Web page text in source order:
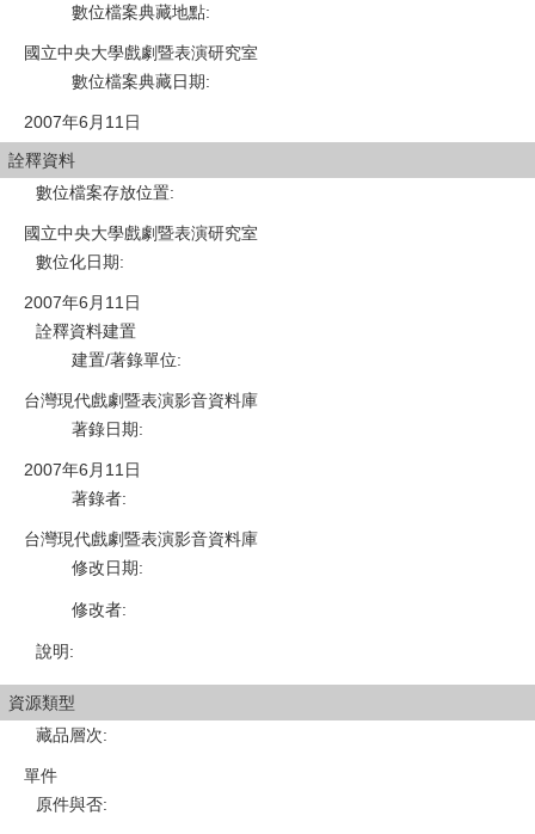
數位檔案典藏地點:
國立中央大學戲劇暨表演研究室
數位檔案典藏日期:
2007年6月11日
詮釋資料
數位檔案存放位置:
國立中央大學戲劇暨表演研究室
數位化日期:
2007年6月11日
詮釋資料建置
建置/著錄單位:
台灣現代戲劇暨表演影音資料庫
著錄日期:
2007年6月11日
著錄者:
台灣現代戲劇暨表演影音資料庫
修改日期:
修改者:
說明:
資源類型
藏品層次:
單件
原件與否: